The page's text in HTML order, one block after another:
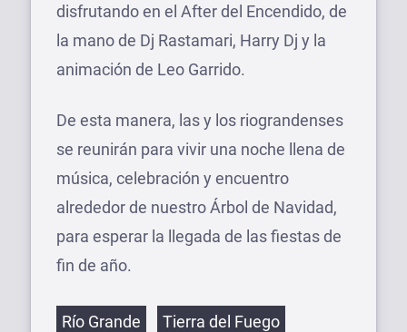
disfrutando en el After del Encendido, de
la mano de Dj Rastamari, Harry Dj y la
animación de Leo Garrido.
De esta manera, las y los riograndenses
se reunirán para vivir una noche llena de
música, celebración y encuentro
alrededor de nuestro Árbol de Navidad,
para esperar la llegada de las fiestas de
fin de año.
Etiquetas
Río Grande Tierra del Fuego